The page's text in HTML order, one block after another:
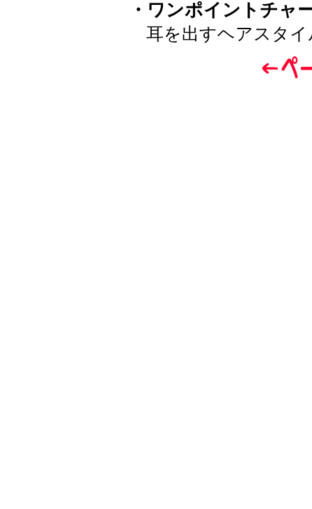
・ワンポイントチャ
耳を出すヘアスタイ